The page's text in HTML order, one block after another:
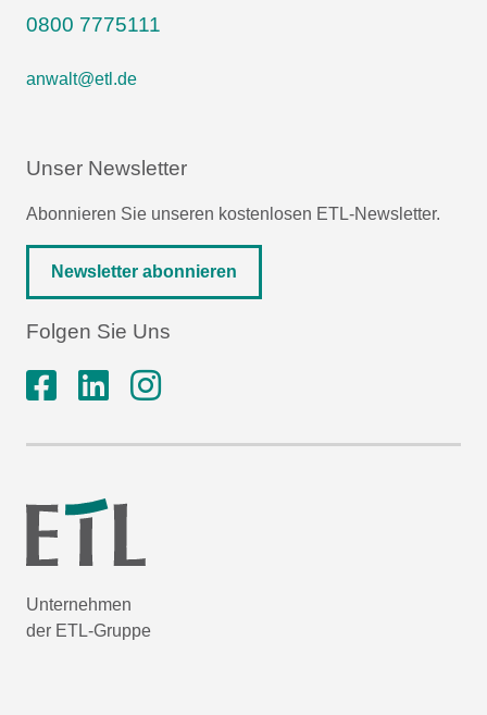
0800 7775111
anwalt@etl.de
Unser Newsletter
Abonnieren Sie unseren kostenlosen ETL-Newsletter.
Newsletter abonnieren
Folgen Sie Uns
Unternehmen
der ETL-Gruppe